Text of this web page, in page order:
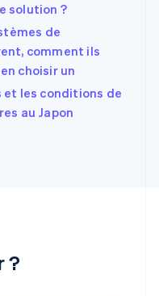
solution ?
de
comment ils
choisir un
les conditions de
au Japon
?